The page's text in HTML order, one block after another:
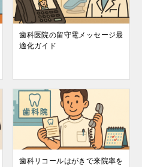
歯科医院の留守電メッセージ最
適化ガイド
歯科リコールはがきで来院率を